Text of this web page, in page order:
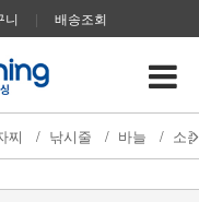
니 | 배송조회
찌 / 낚시줄 / 바늘 / 소